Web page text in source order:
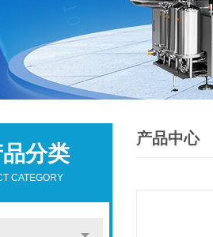
分类
CATEGORY
产品中心